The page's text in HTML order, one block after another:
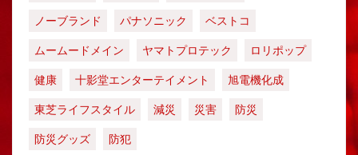
ノーブランド
パナソニック
ベストコ
ムームードメイン
ヤマトプロテック
ロリポップ
健康
十影堂エンターテイメント
旭電機化成
東芝ライフスタイル
減災 災害
防災
防災グッズ
防犯